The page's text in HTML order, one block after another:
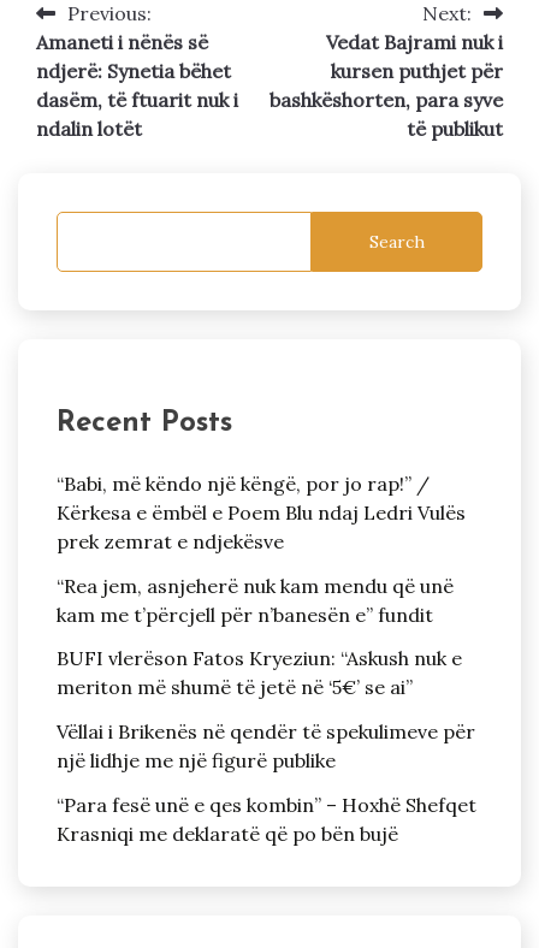
Post
navigation
Previous:
Amaneti i nënës së
ndjerë: Synetia bëhet
dasëm, të ftuarit nuk i
ndalin lotët
Next:
Vedat Bajrami nuk i
kursen puthjet për
bashkëshorten, para syve
të publikut
Search
Recent Posts
“Babi, më këndo një këngë, por jo rap!” /
Kërkesa e ëmbël e Poem Blu ndaj Ledri Vulës
prek zemrat e ndjekësve
“Rea jem, asnjeherë nuk kam mendu që unë
kam me t’përcjell për n’banesën e” fundit
BUFI vlerëson Fatos Kryeziun: “Askush nuk e
meriton më shumë të jetë në ‘5€’ se ai”
Vëllai i Brikenës në qendër të spekulimeve për
një lidhje me një figurë publike
“Para fesë unë e qes kombin” – Hoxhë Shefqet
Krasniqi me deklaratë që po bën bujë